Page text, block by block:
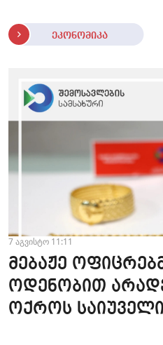
ეკონომიკა
7 აგვისტო 11:11
მებაჟე
ოდენობით
ოქროს